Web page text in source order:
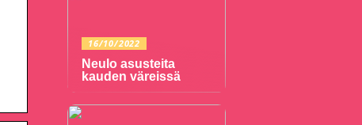
16/10/2022
Neulo asusteita
kauden väreissä